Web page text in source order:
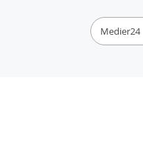
Medier24